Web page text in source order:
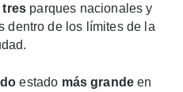
tres parques nacionales y
dentro de los límites de la
estado más grande en